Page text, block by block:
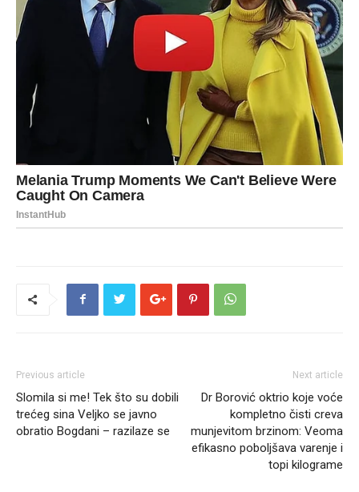
Previous article
Slomila si me! Tek što su dobili
trećeg sina Veljko se javno
obratio Bogdani – razilaze se
Next article
Dr Borović oktrio koje voće
kompletno čisti creva
munjevitom brzinom: Veoma
efikasno poboljšava varenje i
topi kilograme